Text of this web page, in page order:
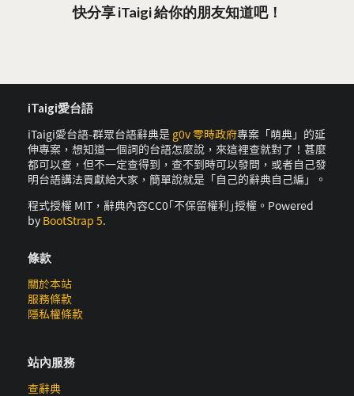
快分享 iTaigi 給你的朋友知道吧！
iTaigi愛台語
iTaigi愛台語-群眾台語辭典是 g0v 零時政府專案「萌典」的延
伸專案，想知道一個詞的台語怎麼說，來這裡查就對了！甚麼
都可以查，但不一定查得到，查不到時可以發問，或者自己發
明台語講法貢獻給大家，簡單說就是「自己的辭典自己編」。
程式授權 MIT，辭典內容CC0｢不保留權利｣授權。Powered
by BootStrap 5.
條款
關於本站
服務條款
隱私權條款
站內服務
查辭典